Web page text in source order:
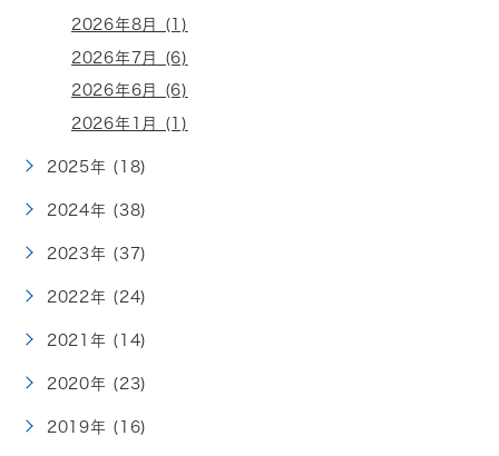
2026年8月 (1)
2026年7月 (6)
2026年6月 (6)
2026年1月 (1)
2025年 (18)
2024年 (38)
2023年 (37)
2022年 (24)
2021年 (14)
2020年 (23)
2019年 (16)